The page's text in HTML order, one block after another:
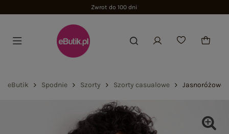
Zwrot do 100 dni
eButik Spodnie Szorty Szorty casualowe Jasnoróżowe